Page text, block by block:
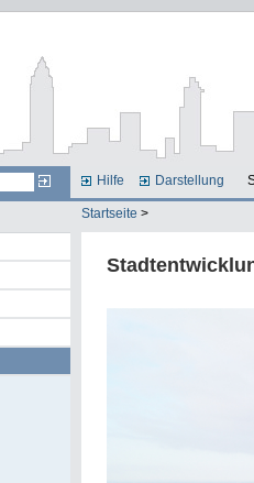
Hilfe Darstellung
Startseite >